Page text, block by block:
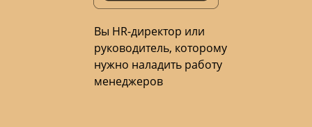
Вы HR-директор или
руководитель, которому
нужно наладить работу
менеджеров